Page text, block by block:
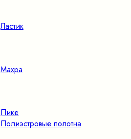
Ластик
Махра
Пике
Полиэстровые полотна